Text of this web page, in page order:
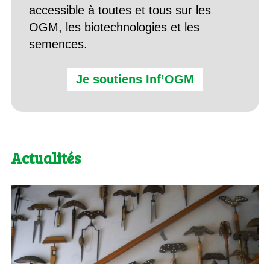
accessible à toutes et tous sur les
OGM, les biotechnologies et les
semences.
Je soutiens Inf’OGM
Actualités